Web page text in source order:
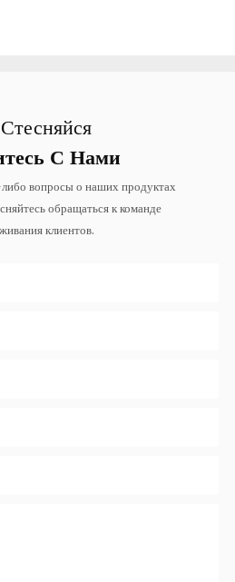
С Нами
либо вопросы о наших продуктах
обращаться к команде
клиентов.